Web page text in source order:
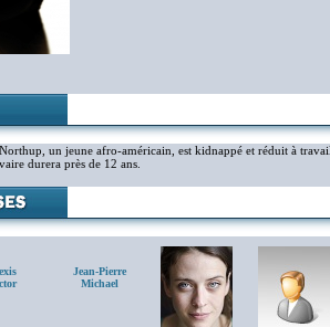
un jeune afro-américain, est kidnappé et réduit à
durera près de 12 ans.
Jean-Pierre
Michael